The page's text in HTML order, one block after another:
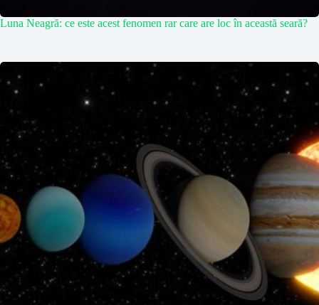
Luna Neagră: ce este acest fenomen rar care are loc în această seară?